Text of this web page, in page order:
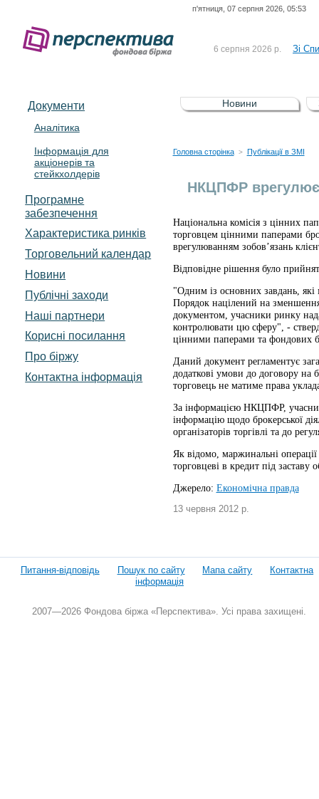
п'ятниця, 07 серпня 2026, 05:53
6 серпня 2026 р. Зі
5 серпня 2026 р.
Зі
UA4000232607)
4 серпня 2026 р.
До
Документи
Аналітика
Інформація для
акціонерів та
стейкхолдерів
Програмне
забезпечення
Характеристика pинків
Торговельний календар
Новини
Публічні заходи
Наші партнери
Корисні посилання
Про біржу
Контактна інформація
Новини
Головна сторінка > Публікації в ЗМІ
НКЦПФР врегулює
Національна комісія з цінних
торговцем цінними паперами
врегулюванням зобов’язань
Відповідне рішення було
"Одним із основних завдань, які
Порядок націлений на
документом, учасники ринку
контролювати цю сферу", -
цінними паперами та
Даний документ регламентує
додаткові умови до договору на
торговець не матиме права
За інформацією НКЦПФР,
інформацію щодо брокерської
організаторів торгівлі та до
Як відомо, маржинальні
торговцеві в кредит під
Джерело: Економічна правда
13 червня 2012 р.
Питання-відповідь Пошук по сайту Мапа сайту
Контактна
інформація
2007—2026 Фондова біржа «Перспектива». Усі права захищені.